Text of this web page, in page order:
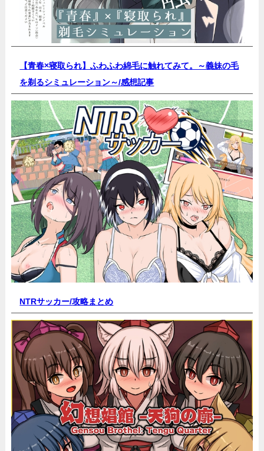
【青春×寝取られ】ふわふわ綿毛に触れてみて。～義妹の毛
を剃るシミュレーション～/感想記事
NTRサッカー/攻略まとめ